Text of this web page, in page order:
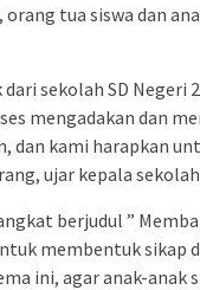
tua siswa dan
sekolah SD
mengadakan dan
dan kami harapkan
ujar kepala
berjudul ”
membentuk sikap
ini, agar anak-